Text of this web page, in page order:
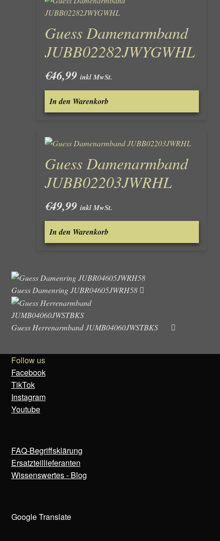
Guess Damenarmband
JUBB02282JWYGWHL
€46,99 inkl MwSt.
In den Warenkorb
Guess Damenarmband
JUBB02203JWRHL
€49,99 inkl MwSt.
In den Warenkorb
Guess Damenring JUBR04605JWRH58
Guess Herrenarmband JUMB04060JWSTBKS
Follow us
Facebook
TikTok
Instagram
Youtube
FAQ-Begriffsklärung
Ersatzteillieferanten
Wissenswertes - Blog
Google Translate